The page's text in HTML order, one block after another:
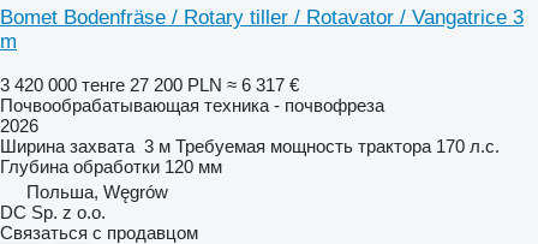
Bomet Bodenfräse / Rotary tiller / Rotavator / Vangatrice 3
m
3 420 000 тенге 27 200 PLN ≈ 6 317 €
Почвообрабатывающая техника - почвофреза
2026
Ширина захвата 3 м Требуемая мощность трактора 170 л.с.
Глубина обработки 120 мм
Польша, Węgrów
DC Sp. z o.o.
Связаться с продавцом